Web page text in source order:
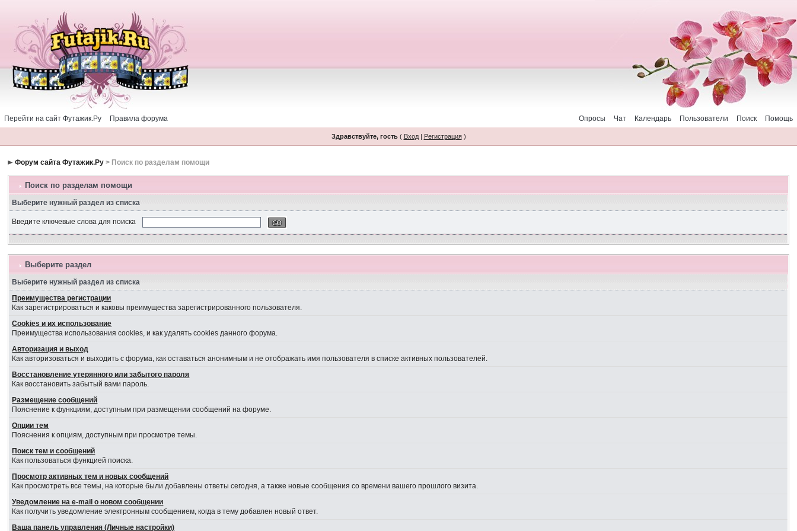
Перейти на сайт Футажик.Ру Правила форума Помощь
Поиск
Пользователи
Календарь
Чат
Опросы
Здравствуйте, гость( Вход| Регистрация)
Форум сайта Футажик.Ру > Поиск по разделам помощи
Поиск по разделам помощи
Выберите нужный раздел из списка
Введите ключевые слова для поиска
Выберите раздел
Выберите нужный раздел из списка
Преимущества регистрации
Как зарегистрироваться и каковы преимущества зарегистрированного пользователя.
Cookies и их использование
Преимущества использования cookies, и как удалять cookies данного форума.
Авторизация и выход
Как авторизоваться и выходить с форума, как оставаться анонимным и не отображать имя пользователя в списке активных пользователей.
Восстановление утерянного или забытого пароля
Как восстановить забытый вами пароль.
Размещение сообщений
Пояснение к функциям, доступным при размещении сообщений на форуме.
Опции тем
Пояснения к опциям, доступным при просмотре темы.
Поиск тем и сообщений
Как пользоваться функцией поиска.
Просмотр активных тем и новых сообщений
Как просмотреть все темы, на которые были добавлены ответы сегодня, а также новые сообщения со времени вашего прошлого визита.
Уведомление на е-mail о новом сообщении
Как получить уведомление электронным сообщением, когда в тему добавлен новый ответ.
Ваша панель управления (Личные настройки)